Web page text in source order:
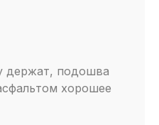
держат, подошва
хорошее